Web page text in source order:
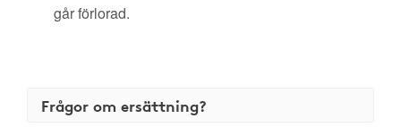
går förlorad.
Frågor om ersättning?